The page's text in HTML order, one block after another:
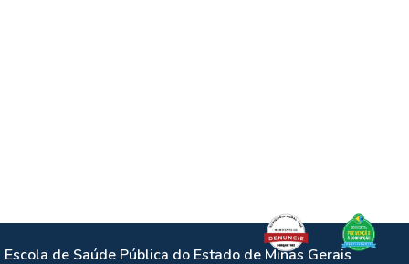
Escola de Saúde Pública do Estado de Minas Gerais